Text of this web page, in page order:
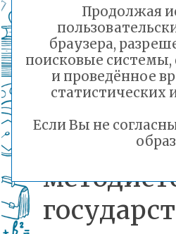
Данная
Продолжая
браузера,
поисковые системы,
и проведённое
статистических
Если Вы не